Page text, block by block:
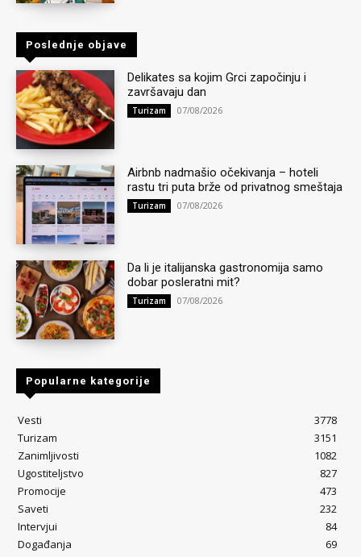
Poslednje objave
Delikates sa kojim Grci započinju i
završavaju dan
Turizam 07/08/2026
Airbnb nadmašio očekivanja – hoteli
rastu tri puta brže od privatnog smeštaja
Turizam 07/08/2026
Da li je italijanska gastronomija samo
dobar posleratni mit?
Turizam 07/08/2026
Popularne kategorije
Vesti
3778
Turizam
3151
Zanimljivosti
1082
Ugostiteljstvo
827
Promocije
473
Saveti
232
Intervjui
84
Događanja
69